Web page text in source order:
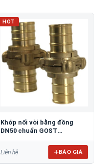
HOT
Khớp nối vòi bằng đồng
DN50 chuẩn GOST
Liên hệ BÁO GIÁ